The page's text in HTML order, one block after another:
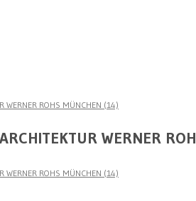
ROHS MÜNCHEN (14)
WERNER
ROHS MÜNCHEN (14)